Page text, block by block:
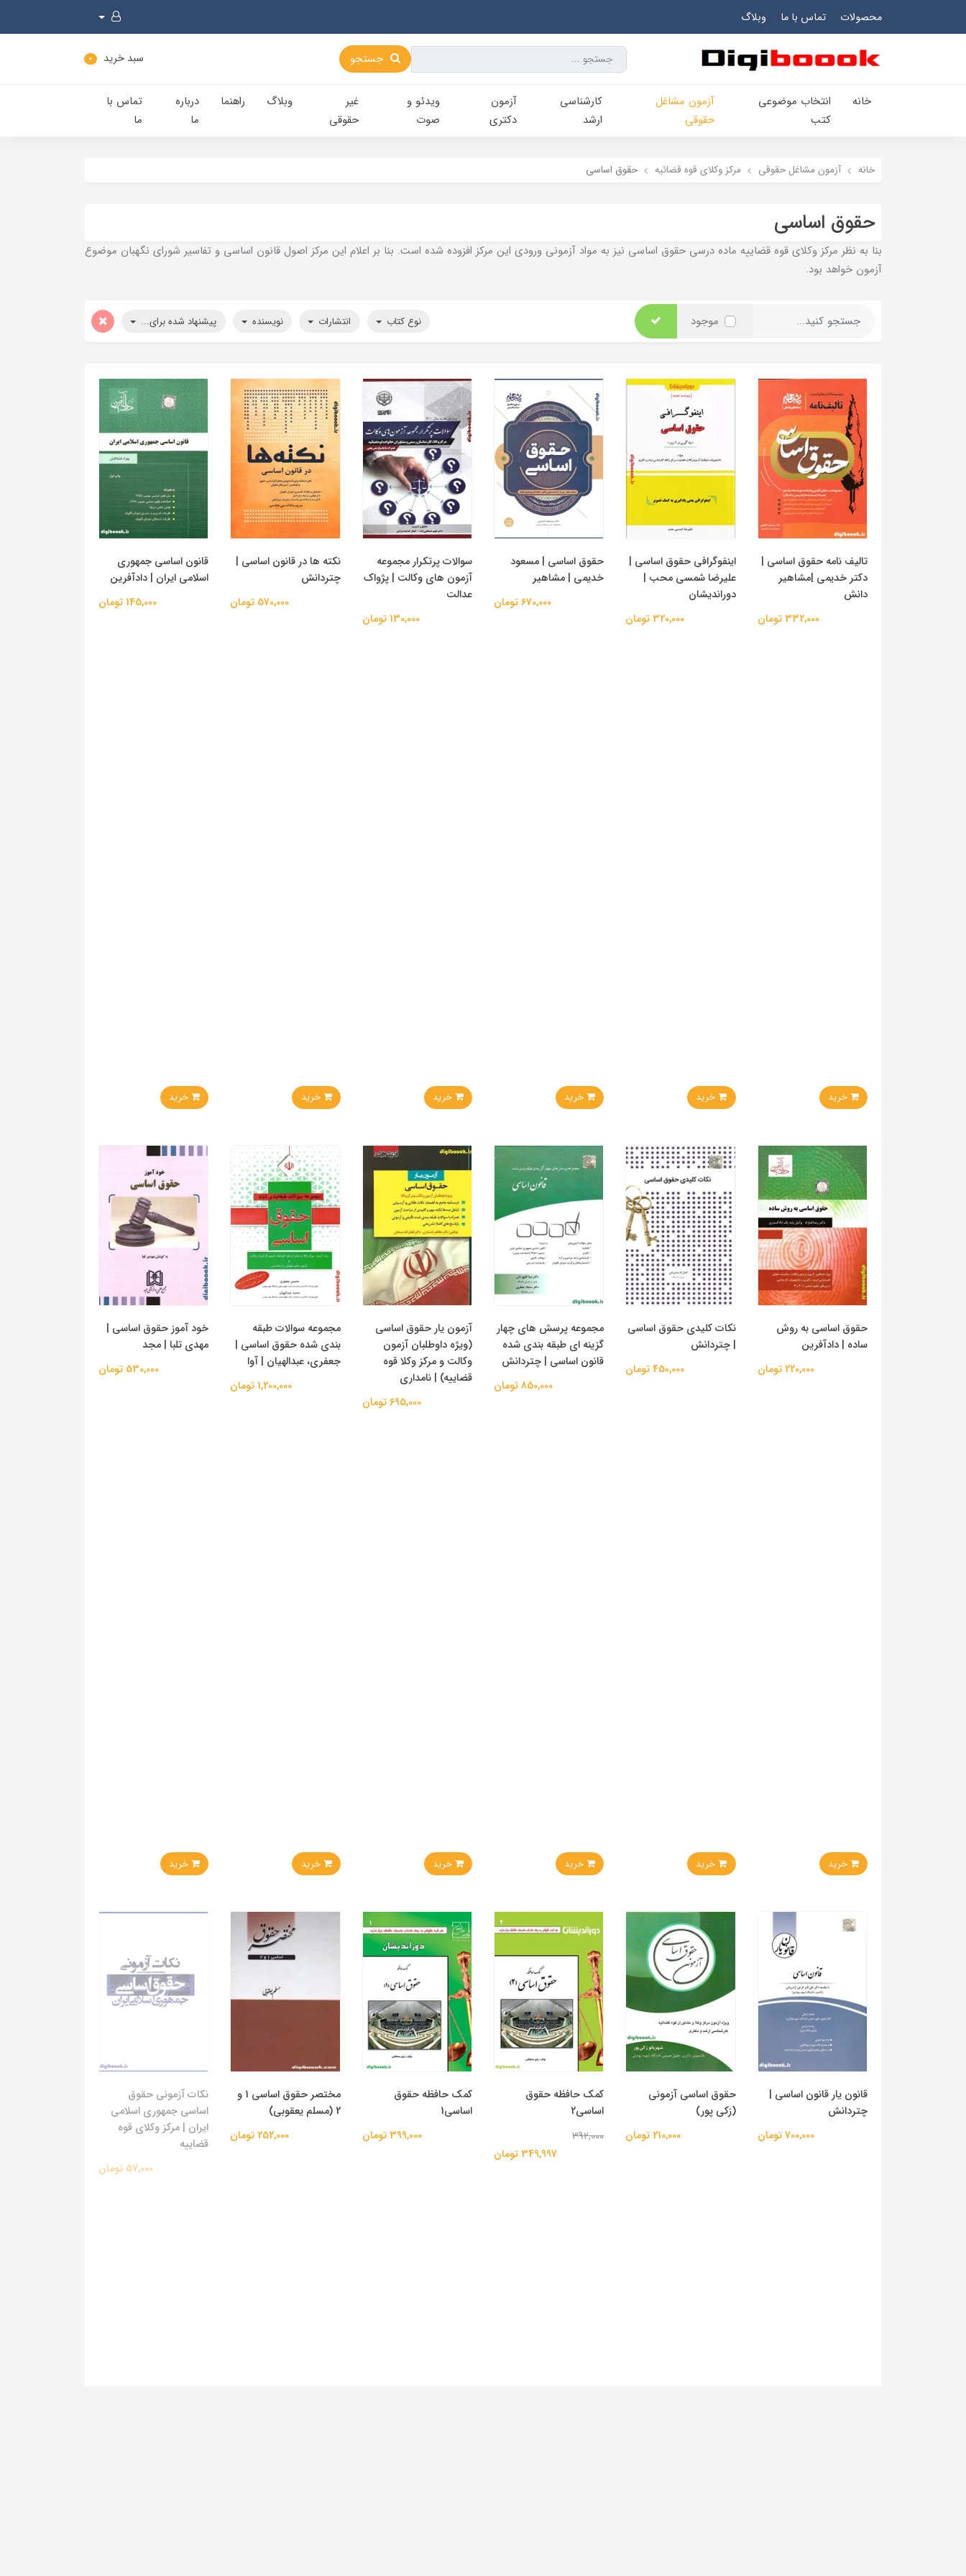
محصولات تماس با ما وبلاگ
جستجو سبد خرید 0
خانه
انتخاب​ موضوعي​
کتب
آزمون مشاغل
حقوقی
کارشناسی‌
ارشد
آزمون
دکتری
ویدئو و
صوت
غیر
حقوقی
وبلاگ راهنما
درباره
ما
تماس با
ما
خانه آزمون مشاغل حقوقی مرکز وکلای قوه قضائیه حقوق اساسی
حقوق اساسی
بنا به نظر مرکز وکلای قوه قضاییه ماده درسی حقوق اساسی نیز به مواد آزمونی ورودی این مرکز افزوده شده است. بنا بر اعلام این مرکز اصول قانون اساسی و تفاسیر شورای نگهبان موضوع
آزمون خواهد بود.
موجود نوع کتاب انتشارات نویسنده پیشنهاد شده برای...
تالیف نامه حقوق اساسی |
دکتر خدیمی |مشاهیر
دانش
332,000 تومان
خرید
اینفوگرافی حقوق اساسی |
علیرضا شمسی محب |
دوراندیشان
320,000 تومان
خرید
حقوق اساسی | مسعود
خدیمی | مشاهیر
670,000 تومان
خرید
سوالات پرتکرار مجموعه
آزمون های وکالت | پژواک
عدالت
130,000 تومان
خرید
نکته ها در قانون اساسی |
چتردانش
570,000 تومان
خرید
قانون اساسی جمهوری
اسلامی ایران | دادآفرین
145,000 تومان
خرید
حقوق اساسی به روش
ساده | دادآفرین
220,000 تومان
خرید
نکات کلیدی حقوق اساسی
| چتردانش
450,000 تومان
خرید
مجموعه پرسش های چهار
گزینه ای طبقه بندی شده
قانون اساسی | چتردانش
850,000 تومان
خرید
آزمون یار حقوق اساسی
(ویژه داوطلبان آزمون
وکالت و مرکز وکلا قوه
قضاییه) | نامداری
695,000 تومان
خرید
مجموعه سوالات طبقه
بندی شده حقوق اساسی |
جعفری، عبدالهیان | آوا
1,200,000 تومان
خرید
خود آموز حقوق اساسی |
مهدی تلبا | مجد
530,000 تومان
خرید
قانون یار قانون اساسی |
چتردانش
700,000 تومان
حقوق اساسی آزمونی
(زکی پور)
210,000 تومان
کمک حافظه حقوق
اساسی2
392,000
349,997 تومان
کمک حافظه حقوق
اساسی1
399,000 تومان
مختصر حقوق اساسی 1 و
2 (مسلم یعقوبی)
252,000 تومان
نکات آزمونی حقوق
اساسی جمهوری اسلامی
ایران | مرکز وکلای قوه
قضاییه
57,000 تومان